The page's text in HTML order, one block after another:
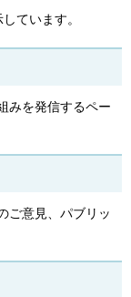
ています。
みを発信するペー
ご意見、パブリッ